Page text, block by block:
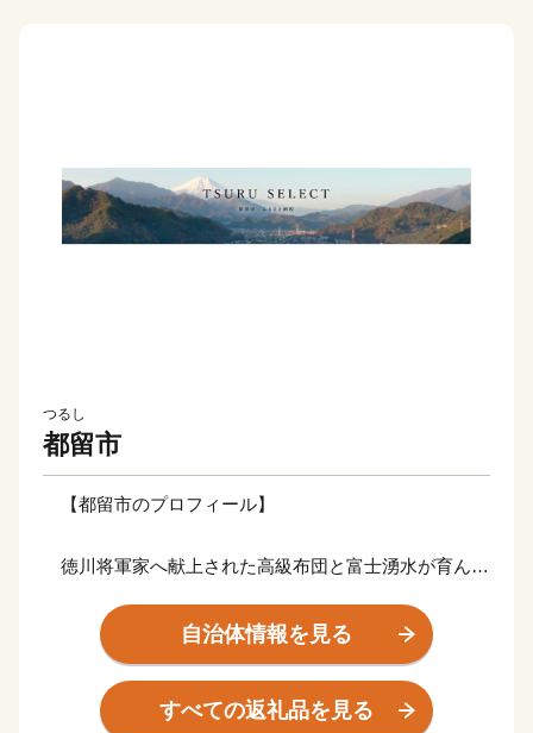
つるし
都留市
【都留市のプロフィール】
徳川将軍家へ献上された高級布団と富士湧水が育んだ
清らかで豊富な富士山湧水が旨味を追及した上質な特
産品を育みます。
古来より盛んな伝統織物は、高級羽毛布団として全国
自治体情報を見る
すべての返礼品を見る